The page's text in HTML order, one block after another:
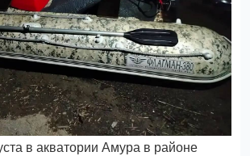
в акватории Амура в районе